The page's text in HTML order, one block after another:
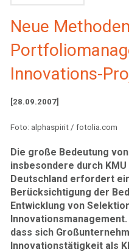
Neue
Innovations-
[28.09.2007]
Foto: alphaspirit / fotolia.com
Die große Bedeutung
insbesondere durch
Deutschland erfordert
Berücksichtigung der
Entwicklung von
dass sich
Innovationstätigkeit als